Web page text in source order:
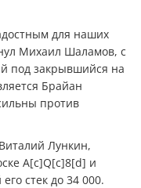
для наших
Михаил Шаламов, с
под закрывшийся на
Брайан
против
Лункин,
A[c]Q[c]8[d] и
стек до 34 000.